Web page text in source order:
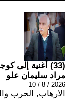
(33) أُغنية إلى كوجو
مراد سليمان علو
2026 / 8 / 10
الارهاب, الحرب